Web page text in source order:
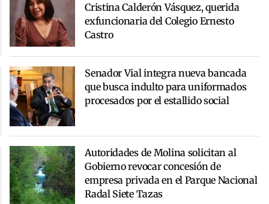
Cristina Calderón Vásquez, querida
exfuncionaria del Colegio Ernesto
Castro
Senador Vial integra nueva bancada
que busca indulto para uniformados
procesados por el estallido social
Autoridades de Molina solicitan al
Gobierno revocar concesión de
empresa privada en el Parque Nacional
Radal Siete Tazas